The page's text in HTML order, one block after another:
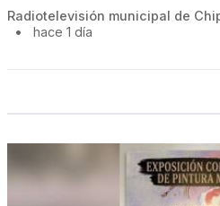
Radiotelevisión municipal de
•
hace 1 día